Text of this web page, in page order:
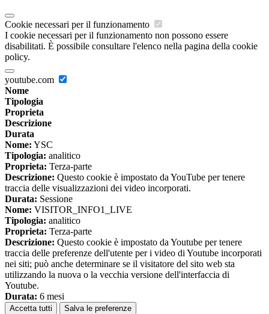
Cookie necessari per il funzionamento
I cookie necessari per il funzionamento non possono essere
disabilitati. È possibile consultare l'elenco nella pagina della cookie
policy.
youtube.com
Nome
Tipologia
Proprieta
Descrizione
Durata
Nome: YSC
Tipologia: analitico
Proprieta: Terza-parte
Descrizione: Questo cookie è impostato da YouTube per tenere
traccia delle visualizzazioni dei video incorporati.
Durata: Sessione
Nome: VISITOR_INFO1_LIVE
Tipologia: analitico
Proprieta: Terza-parte
Descrizione: Questo cookie è impostato da Youtube per tenere
traccia delle preferenze dell'utente per i video di Youtube incorporati
nei siti; può anche determinare se il visitatore del sito web sta
utilizzando la nuova o la vecchia versione dell'interfaccia di
Youtube.
Durata: 6 mesi
Accetta tutti Salva le preferenze